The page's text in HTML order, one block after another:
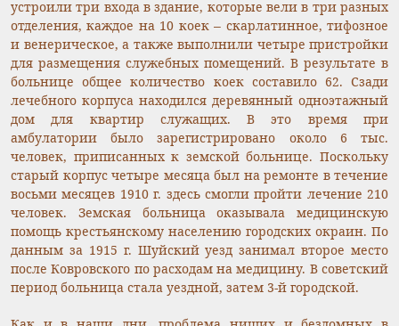
устроили три входа в здание, которые вели в три разных
отделения, каждое на 10 коек – скарлатинное, тифозное
и венерическое, а также выполнили четыре пристройки
для размещения служебных помещений. В результате в
больнице общее количество коек составило 62. Сзади
лечебного корпуса находился деревянный одноэтажный
дом для квартир служащих. В это время при
амбулатории было зарегистрировано около 6 тыс.
человек, приписанных к земской больнице. Поскольку
старый корпус четыре месяца был на ремонте в течение
восьми месяцев 1910 г. здесь смогли пройти лечение 210
человек. Земская больница оказывала медицинскую
помощь крестьянскому населению городских окраин. По
данным за 1915 г. Шуйский уезд занимал второе место
после Ковровского по расходам на медицину. В советский
период больница стала уездной, затем 3-й городской.